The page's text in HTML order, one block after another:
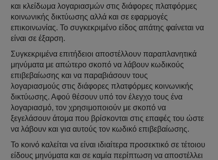
και κλείδωμα λογαριασμών στις διάφορες πλατφόρμες
κοινωνικής δικτύωσης αλλά και σε εφαρμογές
επικοινωνίας. Το συγκεκριμένο είδος απάτης φαίνεται να
είναι σε έξαρση.
Συγκεκριμένα επιτήδειοι αποστέλλουν παραπλανητικά
μηνύματα με απώτερο σκοπό να λάβουν κωδικούς
επιβεβαίωσης και να παραβιάσουν τους
λογαριασμούς στις διάφορες πλατφόρμες κοινωνικής
δικτύωσης. Αφού θέσουν υπό τον έλεγχο τους ένα
λογαριασμό, τον χρησιμοποιούν με σκοπό να
ξεγελάσουν άτομα που βρίσκονται στις επαφές του ώστε
να λάβουν και για αυτούς τον κωδικό επιβεβαίωσης.
Το κοινό καλείται να είναι ιδιαίτερα προσεκτικό σε τέτοιου
είδους μηνύματα και σε καμία περίπτωση να αποστέλλει